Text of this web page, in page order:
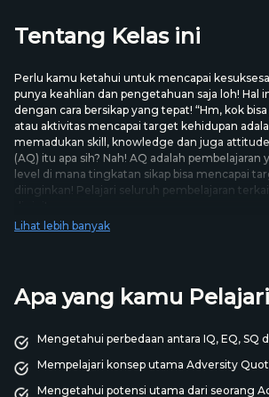
Tentang Kelas ini
Perlu kamu ketahui untuk mencapai
punya keahlian dan pengetahuan saja loh! Hal
dengan cara bersikap yang tepat! “Hm, kok
atau aktivitas mencapai target kehidupan
memadukan skill, knowledge dan juga
(AQ) itu apa sih? Nah! AQ adalah
level di mana tingkatan sikap bisa mencapai
diinginkan! Pelajari seluruh pembelajaran
Lihat lebih banyak
Apa yang kamu Pelajari
Mengetahui perbedaan antara IQ, EQ, SQ
Mempelajari konsep utama Adversity
Mengetahui potensi utama dari seorang